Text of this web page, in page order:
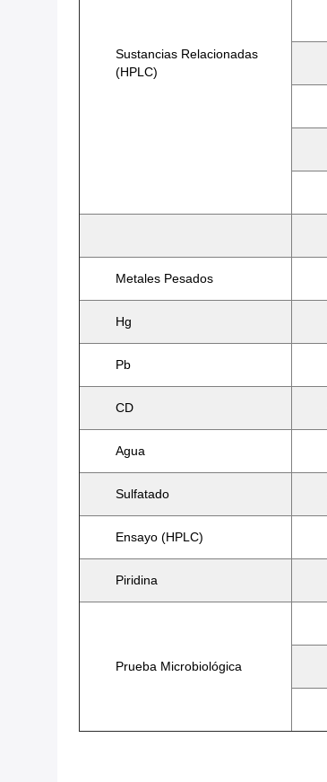
Sustancias Relacionadas
(HPLC)
Metales Pesados
Hg
Pb
CD
Agua
Sulfatado
Ensayo (HPLC)
Piridina
Prueba Microbiológica